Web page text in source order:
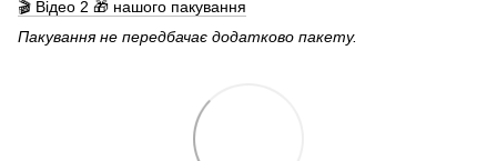
🎬 Відео 2 🎁 нашого пакування
Пакування не передбачає додатково пакету.